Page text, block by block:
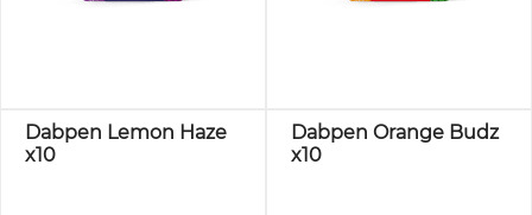
Dabpen Lemon Haze
x10
Dabpen Orange Budz
x10